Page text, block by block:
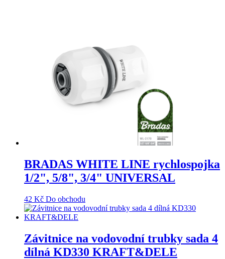
BRADAS WHITE LINE rychlospojka
1/2", 5/8", 3/4" UNIVERSAL
42 Kč Do obchodu
Závitnice na vodovodní trubky sada 4
dílná KD330 KRAFT&DELE